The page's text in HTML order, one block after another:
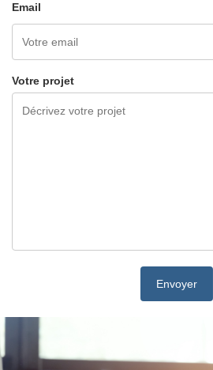
Email
Votre projet